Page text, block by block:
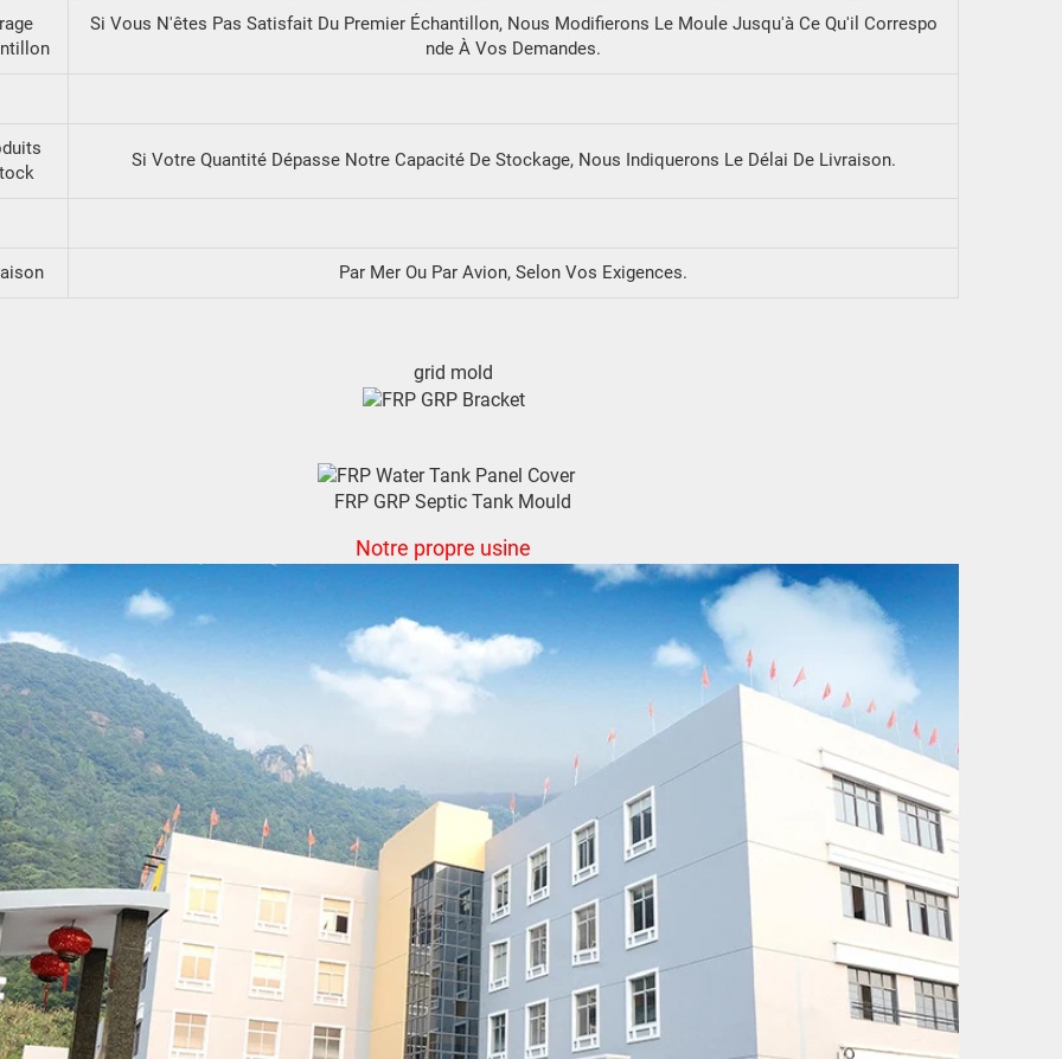
Si Vous N'êtes Pas Satisfait Du Premier Échantillon, Nous Modifierons Le Moule Jusqu'à Ce Qu'il Correspo
Nde À Vos Demandes.
Si Votre Quantité Dépasse Notre Capacité De Stockage, Nous Indiquerons Le Délai De Livraison.
Par Mer Ou Par Avion, Selon Vos Exigences.
Notre propre usine